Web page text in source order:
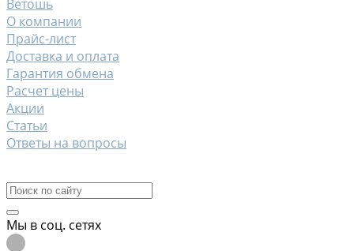
Ветошь
О компании
Прайс-лист
Доставка и оплата
Гарантия обмена
Расчет цены
Акции
Статьи
Ответы на вопросы
Мы в соц. сетях